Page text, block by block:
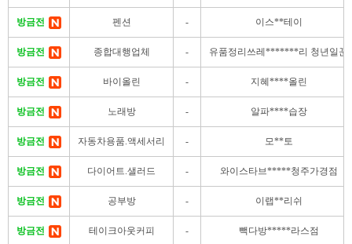
방금전 펜션 - 이스**테이
방금전 종합대행업체 - 유품정리쓰레*******리 청년일꾼
방금전 바이올린 - 지혜****올린
방금전 노래방 - 알파****습장
방금전 자동차용품.액세서리 - 모**토
방금전 다이어트.샐러드 - 와이스타브*****청주가경점
방금전 공부방 - 이랩**리쉬
방금전 테이크아웃커피 - 빽다방*****라스점